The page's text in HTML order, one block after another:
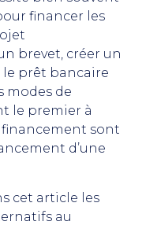
financer les
brevet, créer un
le prêt bancaire
modes de
le premier à
financement sont
d’une
cet article les
au